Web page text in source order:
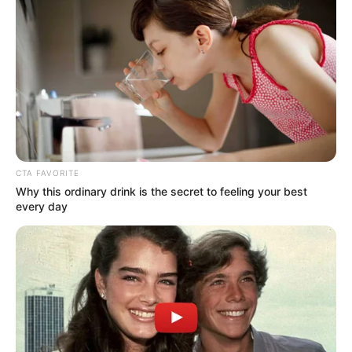
GENY-COURSES : 2 – 13 – 3 – 6 – 15 – 7 – 11 – 1
Gény.com : 6 – 13 – 10 – 11 – 1 – 7 – 2 – 4
Gazette-des-Courses : 6 – 2 – 3 – 13 – 14 – 7 – 11 – 1
Le-Parisien : 6 – 13 – 11 – 14 – 2 – 3 – 5 – 1
Républicain-Lorrain : 13 – 6 – 11 – 3 – 14 – 1 – 2 – 7
Ouest-France : 6 – 3 – 7 – 1 – 4 – 2 – 13 – 10
Paris-Courses.com : 6 – 2 – 7 – 3 – 1 – 5 – 11 – 13
CTA FAVORITE
Why this ordinary drink is the secret to feeling your best
every day